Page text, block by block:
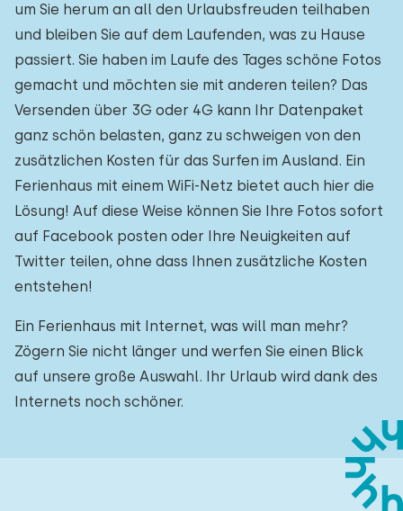
um Sie herum an all den Urlaubsfreuden teilhaben
und bleiben Sie auf dem Laufenden, was zu Hause
passiert. Sie haben im Laufe des Tages schöne Fotos
gemacht und möchten sie mit anderen teilen? Das
Versenden über 3G oder 4G kann Ihr Datenpaket
ganz schön belasten, ganz zu schweigen von den
zusätzlichen Kosten für das Surfen im Ausland. Ein
Ferienhaus mit einem WiFi-Netz bietet auch hier die
Lösung! Auf diese Weise können Sie Ihre Fotos sofort
auf Facebook posten oder Ihre Neuigkeiten auf
Twitter teilen, ohne dass Ihnen zusätzliche Kosten
entstehen!
Ein Ferienhaus mit Internet, was will man mehr?
Zögern Sie nicht länger und werfen Sie einen Blick
auf unsere große Auswahl. Ihr Urlaub wird dank des
Internets noch schöner.